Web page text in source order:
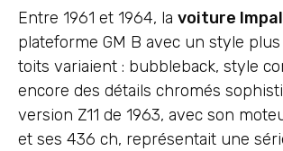
Entre 1961 et 1964, la voiture
plateforme GM B avec un style plus
toits variaient : bubbleback, style
encore des détails chromés
version Z11 de 1963, avec son
et ses 436 ch, représentait une